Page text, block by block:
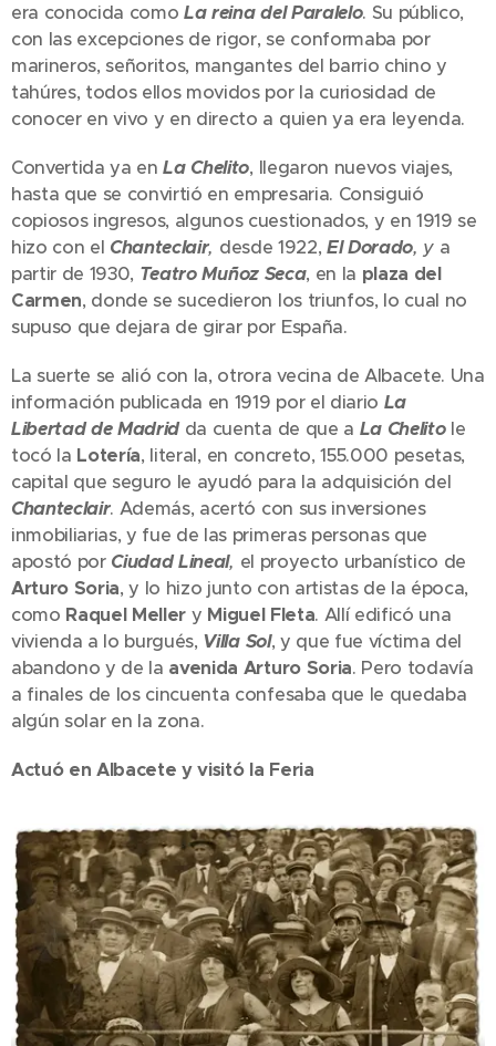
era conocida comoLa reina del Paralelo. Su público,
con las excepciones de rigor, se conformaba por
marineros, señoritos, mangantes del barrio chino y
tahúres, todos ellos movidos por la curiosidad de
conocer en vivo y en directo a quien ya era leyenda.
Convertida ya enLa Chelito, llegaron nuevos viajes,
hasta que se convirtió en empresaria. Consiguió
copiosos ingresos, algunos cuestionados, y en 1919 se
hizo con el Chanteclair, desde 1922, El Dorado, y a
partir de 1930, Teatro Muñoz Seca, en la plaza del
Carmen, donde se sucedieron los triunfos, lo cual no
supuso que dejara de girar por España.
La suerte se alió con la, otrora vecina de Albacete. Una
información publicada en 1919 por el diario La
Libertad de Madridda cuenta de que a La Chelito le
tocó la Lotería, literal, en concreto, 155.000 pesetas,
capital que seguro le ayudó para la adquisición del
Chanteclair. Además, acertó con sus inversiones
inmobiliarias, y fue de las primeras personas que
apostó por Ciudad Lineal, el proyecto urbanístico de
Arturo Soria, y lo hizo junto con artistas de la época,
como Raquel Meller y Miguel Fleta. Allí edificó una
vivienda a lo burgués, Villa Sol, y que fue víctima del
abandono y de la avenida Arturo Soria. Pero todavía
a finales de los cincuenta confesaba que le quedaba
algún solar en la zona.
Actuó en Albacete y visitó la Feria